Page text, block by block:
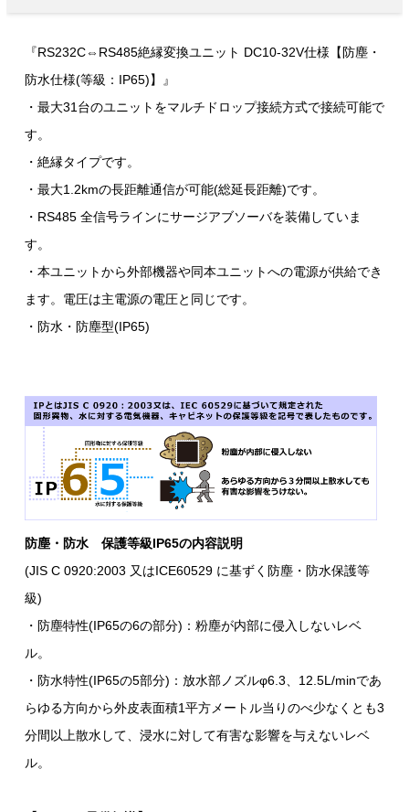
『RS232C⇔RS485絶縁変換ユニット DC10-32V仕様【防塵・
防水仕様(等級：IP65)】』
・最大31台のユニットをマルチドロップ接続方式で接続可能で
す。
・絶縁タイプです。
・最大1.2kmの長距離通信が可能(総延長距離)です。
・RS485 全信号ラインにサージアブソーバを装備していま
す。
・本ユニットから外部機器や同本ユニットへの電源が供給でき
ます。電圧は主電源の電圧と同じです。
・防水・防塵型(IP65)
防塵・防水 保護等級IP65の内容説明
(JIS C 0920:2003 又はICE60529 に基ずく防塵・防水保護等
級)
・防塵特性(IP65の6の部分)：粉塵が内部に侵入しないレベ
ル。
・防水特性(IP65の5部分)：放水部ノズルφ6.3、12.5L/minであ
らゆる方向から外皮表面積1平方メートル当りのべ少なくとも3
分間以上散水して、浸水に対して有害な影響を与えないレベ
ル。